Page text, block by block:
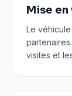
Mise en
Le
visites et